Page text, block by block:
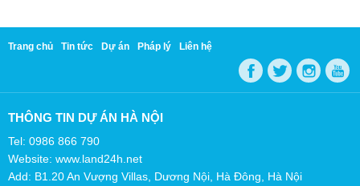
Trang chủ Tin tức Dự án Pháp lý Liên hệ
THÔNG TIN DỰ ÁN HÀ NỘI
Tel: 0986 866 790
Website: www.land24h.net
Add: B1.20 An Vượng Villas, Dương Nội, Hà Đông, Hà Nội